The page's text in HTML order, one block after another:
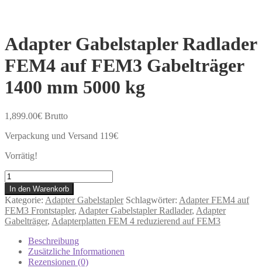
Adapter Gabelstapler Radlader
FEM4 auf FEM3 Gabelträger
1400 mm 5000 kg
1,899.00€ Brutto
Verpackung und Versand 119€
Vorrätig!
Adapter
Gabelstapler
Radlader
FEM4
auf
FEM3
Gabelträger
1400
In den Warenkorb
Kategorie: Adapter Gabelstapler Schlagwörter: Adapter FEM4 auf
FEM3 Frontstapler, Adapter Gabelstapler Radlader, Adapter
Gabelträger, Adapterplatten FEM 4 reduzierend auf FEM3
Beschreibung
Zusätzliche Informationen
Rezensionen (0)